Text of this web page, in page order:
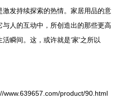
发持续探索的热情。家居用品的意
人的互动中，所创造出的那些更高
瞬间。这，或许就是‘家’之所以
www.639657.com/product/90.html